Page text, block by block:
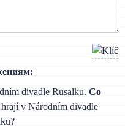
divadle Rusalku. Co
hrají v Národním divadle